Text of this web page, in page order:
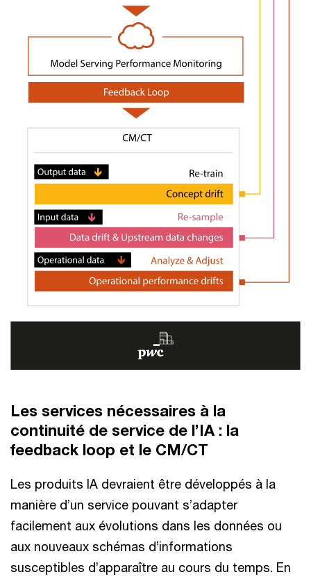
Les services nécessaires à la
continuité de service de l’IA : la
feedback loop et le CM/CT
Les produits IA devraient être développés à la
manière d’un service pouvant s’adapter
facilement aux évolutions dans les données ou
aux nouveaux schémas d’informations
susceptibles d’apparaître au cours du temps. En